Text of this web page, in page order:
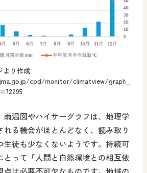
より作成
cpd/monitor/climatview/graph_
温図やハイサーグラフは、地理学
れる機会がほとんどなく、読み取り
生徒も少なくないようです。持続可
とって「人間と自然環境との相互依